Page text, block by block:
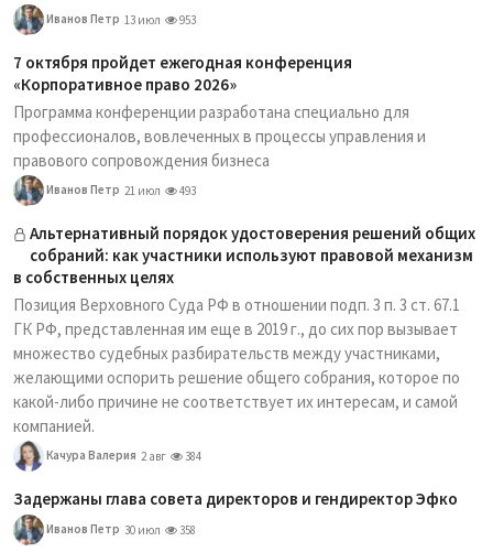
Иванов Петр 13 июл 953
7 октября пройдет ежегодная конференция
«Корпоративное право 2026»
Программа конференции разработана специально для
профессионалов, вовлеченных в процессы управления и
правового сопровождения бизнеса
Иванов Петр 21 июл 493
Альтернативный порядок удостоверения решений общих
собраний: как участники используют правовой механизм
в собственных целях
Позиция Верховного Суда РФ в отношении подп. 3 п. 3 ст. 67.1
ГК РФ, представленная им еще в 2019 г., до сих пор вызывает
множество судебных разбирательств между участниками,
желающими оспорить решение общего собрания, которое по
какой-либо причине не соответствует их интересам, и самой
компанией.
Качура Валерия 2 авг 384
Задержаны глава совета директоров и гендиректор Эфко
Иванов Петр 30 июл 358